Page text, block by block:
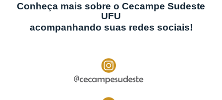
Conheça mais sobre o Cecampe Sudeste
UFU
acompanhando suas redes sociais!